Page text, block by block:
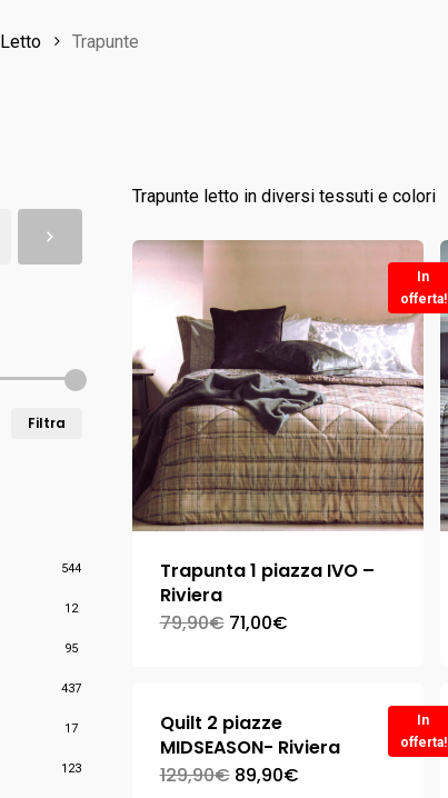
Letto Trapunte
Prezzo
Prezzo
Filtra
544
12
95
437
17
123
Trapunte letto in diversi tessuti e colori
In
offerta!
Trapunta 1 piazza IVO –
Riviera
79,90€ 71,00€
In
offerta!
Quilt 2 piazze
MIDSEASON- Riviera
129,90€ 89,90€